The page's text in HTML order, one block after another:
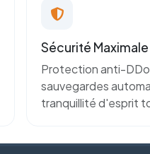
Sécurité Maximale
Protection anti-
sauvegardes
tranquillité d'esprit